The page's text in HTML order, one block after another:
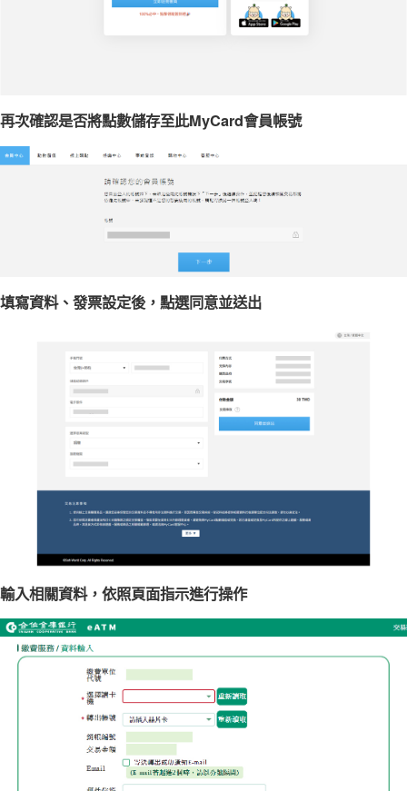
再次確認是否將點數儲存至此MyCard會員帳號
填寫資料、發票設定後，點選同意並送出
輸入相關資料，依照頁面指示進行操作